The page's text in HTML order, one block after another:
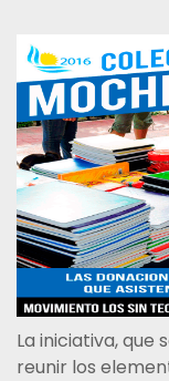
La iniciativa, que
reunir los